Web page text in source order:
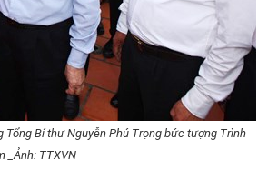
Tổng Bí thư Nguyễn Phú Trọng bức tượng Trình
_Ảnh: TTXVN